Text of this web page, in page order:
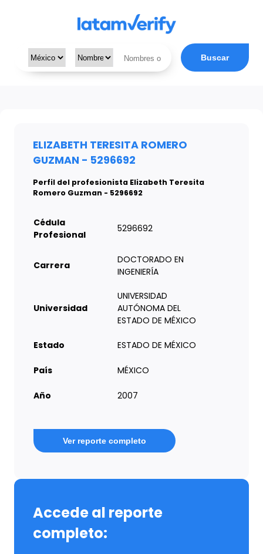
Buscar
ELIZABETH TERESITA ROMERO
GUZMAN - 5296692
Perfil del profesionista Elizabeth Teresita
Romero Guzman - 5296692
Cédula
Profesional
5296692
Carrera
DOCTORADO EN
INGENIERÍA
Universidad
UNIVERSIDAD
AUTÓNOMA DEL
ESTADO DE MÉXICO
Estado ESTADO DE MÉXICO
País MÉXICO
Año 2007
Ver reporte completo
Accede al reporte
completo: